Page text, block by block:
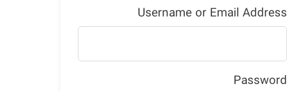
Username or Email Address
Password